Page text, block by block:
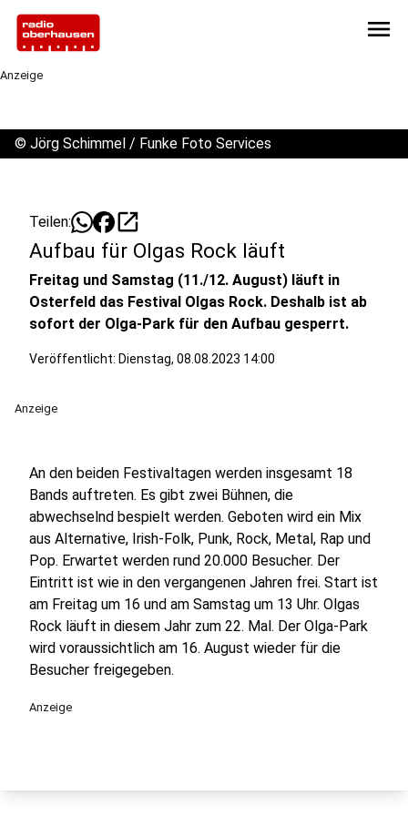
menu
Anzeige
© Jörg Schimmel / Funke Foto Services
Teilen: open_in_new
Aufbau für Olgas Rock läuft
Freitag und Samstag (11./12. August) läuft in
Osterfeld das Festival Olgas Rock. Deshalb ist ab
sofort der Olga-Park für den Aufbau gesperrt.
Veröffentlicht: Dienstag, 08.08.2023 14:00
Anzeige
An den beiden Festivaltagen werden insgesamt 18
Bands auftreten. Es gibt zwei Bühnen, die
abwechselnd bespielt werden. Geboten wird ein Mix
aus Alternative, Irish-Folk, Punk, Rock, Metal, Rap und
Pop. Erwartet werden rund 20.000 Besucher. Der
Eintritt ist wie in den vergangenen Jahren frei. Start ist
am Freitag um 16 und am Samstag um 13 Uhr. Olgas
Rock läuft in diesem Jahr zum 22. Mal. Der Olga-Park
wird voraussichtlich am 16. August wieder für die
Besucher freigegeben.
Anzeige